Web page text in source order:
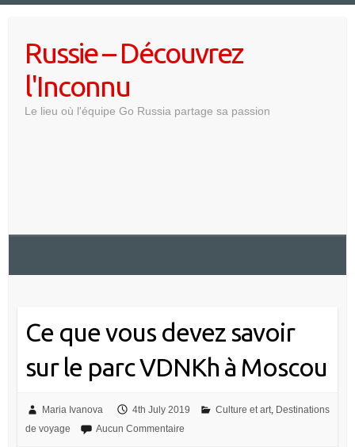
contentRussie – Découvrez
l'Inconnu
Le lieu où l'équipe Go Russia partage sa passion
Ce que vous devez savoir
sur le parc VDNKh à Moscou
Maria Ivanova 4th July 2019 Culture et art, Destinations
de voyage
Aucun Commentaire